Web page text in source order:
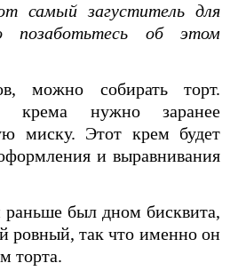
самый загуститель для
позаботьтесь об этом
можно собирать торт.
крема нужно заранее
миску. Этот крем будет
и выравнивания
был дном бисквита,
ровный, так что именно он
торта.